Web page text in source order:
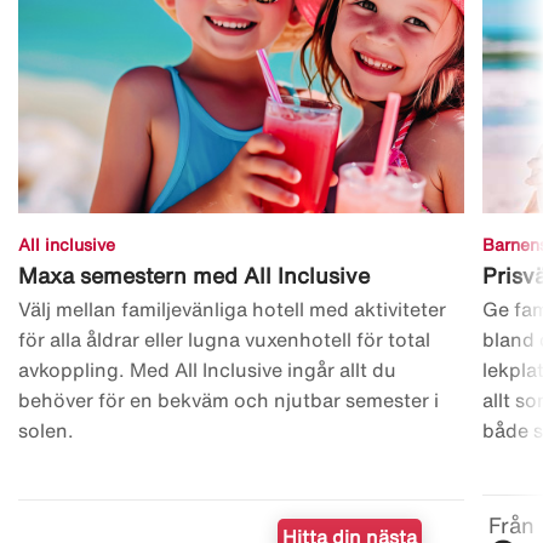
All inclusive
Maxa semestern med All Inclusive
Välj mellan familjevänliga hotell med aktiviteter
för alla åldrar eller lugna vuxenhotell för total
avkoppling. Med All Inclusive ingår allt du
behöver för en bekväm och njutbar semester i
solen.
Hitta din nästa
Ge
bland
allt
både
Från